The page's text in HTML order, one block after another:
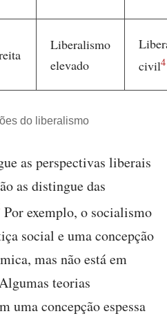
Liberalismo
elevado
civil4
do liberalismo
as perspectivas liberais
as distingue das
Por exemplo, o socialismo
social e uma concepção
mas não está em
teorias
uma concepção espessa